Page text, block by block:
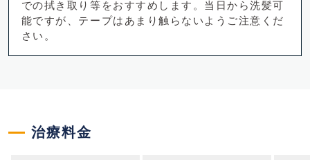
での拭き取り等をおすすめします。当日から洗髪可
能ですが、テープはあまり触らないようご注意くだ
さい。
治療料金